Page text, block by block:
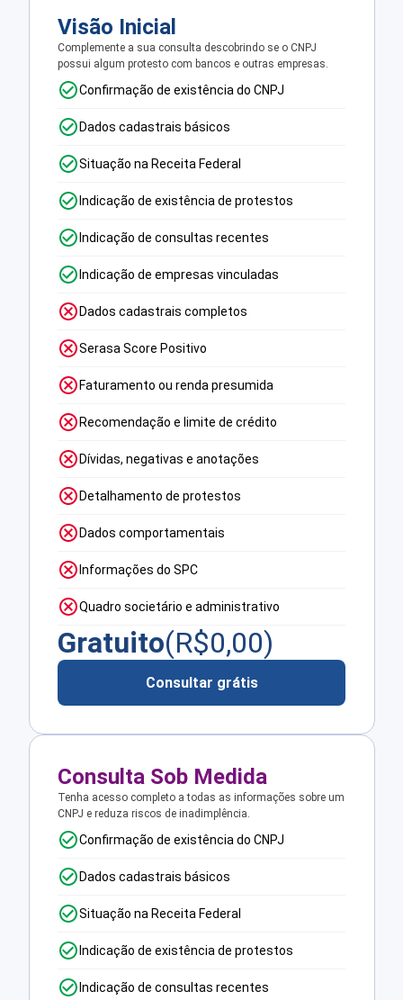
Visão Inicial
Complemente a sua consulta descobrindo se o CNPJ
possui algum protesto com bancos e outras empresas.
Confirmação de existência do CNPJ
Dados cadastrais básicos
Situação na Receita Federal
Indicação de existência de protestos
Indicação de consultas recentes
Indicação de empresas vinculadas
Dados cadastrais completos
Serasa Score Positivo
Faturamento ou renda presumida
Recomendação e limite de crédito
Dívidas, negativas e anotações
Detalhamento de protestos
Dados comportamentais
Informações do SPC
Quadro societário e administrativo
Gratuito(R$0,00)
Consultar grátis
Consulta Sob Medida
Tenha acesso completo a todas as informações sobre um
CNPJ e reduza riscos de inadimplência.
Confirmação de existência do CNPJ
Dados cadastrais básicos
Situação na Receita Federal
Indicação de existência de protestos
Indicação de consultas recentes